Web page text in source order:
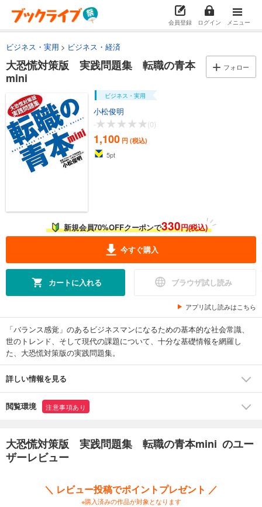
会員登録 ログイン メニュー
ビジネス・実用 ビジネス・経済
大恐慌対策版 実践問題集 転職の青本
mini
フォロー
ビジネス・実用
小松俊明
-
(0)
1,100 円 (税込)
5pt
新規会員70%OFFクーポンで330円(税込)
今すぐ購入
カートに入れる ブラウザ試し読み
アプリ試し読みはこちら
「バランス感覚」のあるビジネスマンになるための基本的な社会常識、
世のトレンド、そして現代の課題について、十分な基礎情報を網羅し
た、大恐慌対策版の実践問題集。
詳しい情報を見る
閲覧環境 注意事項あり
大恐慌対策版 実践問題集 転職の青本mini のユー
ザーレビュー
＼ レビュー投稿でポイントプレゼント ／
※購入済みの作品が対象となります